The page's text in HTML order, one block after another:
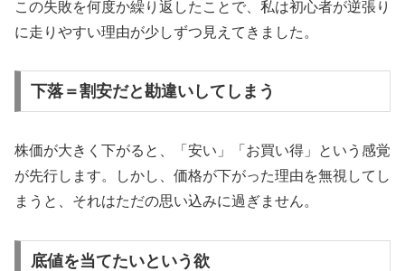
この失敗を何度か繰り返したことで、私は初心者が逆張り
に走りやすい理由が少しずつ見えてきました。
下落＝割安だと勘違いしてしまう
株価が大きく下がると、「安い」「お買い得」という感覚
が先行します。しかし、価格が下がった理由を無視してし
まうと、それはただの思い込みに過ぎません。
底値を当てたいという欲